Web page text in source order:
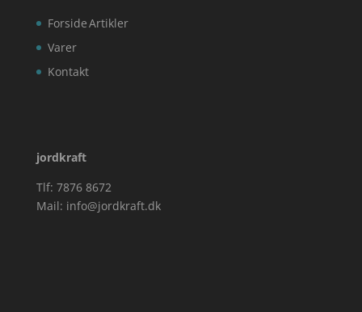
Forside
Varer
Kontakt
Artikler
jordkraft
Tlf: 7876 8672
Mail: info@jordkraft.dk